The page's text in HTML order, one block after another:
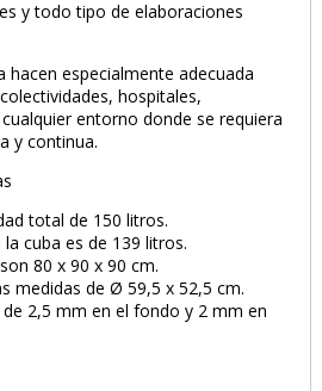
AÑADIDO AL CARRITO
y todo tipo de elaboraciones
hacen especialmente adecuada
hospitales,
entorno donde se requiera
y continua.
total de 150 litros.
cuba es de 139 litros.
80 x 90 x 90 cm.
medidas de Ø 59,5 x 52,5 cm.
2,5 mm en el fondo y 2 mm en